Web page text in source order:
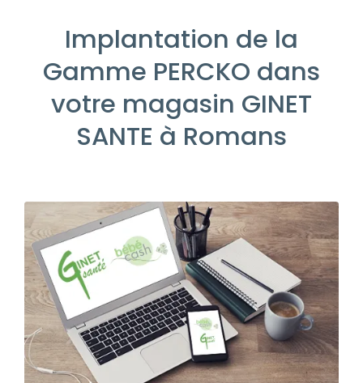
Implantation de la
Gamme PERCKO dans
votre magasin GINET
SANTE à Romans